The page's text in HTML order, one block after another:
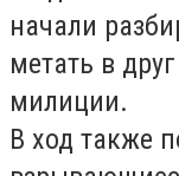
начали
метать в
милиции.
В ход также